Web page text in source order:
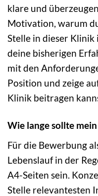
klare und
Motivation, warum
Stelle in dieser
deine bisherigen
mit den
Position und zeige
Klinik beitragen
Wie lange sollte
Für die Bewerbung
Lebenslauf in der
A4-Seiten sein.
Stelle relevantesten